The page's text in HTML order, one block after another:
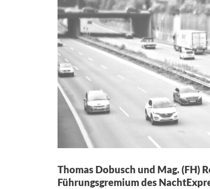
Thomas Dobusch und Mag. (FH)
Führungsgremium des